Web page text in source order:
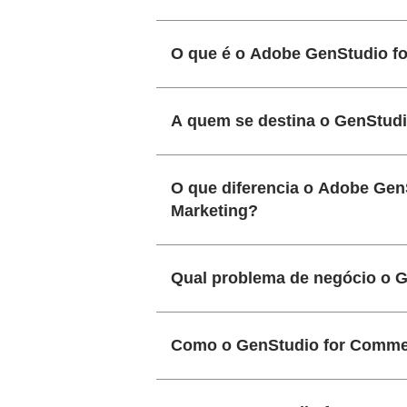
O que é o Adobe GenStudio
A quem se destina o
O que diferencia o Adobe
Marketing?
Qual problema de negócio o
Como o GenStudio for